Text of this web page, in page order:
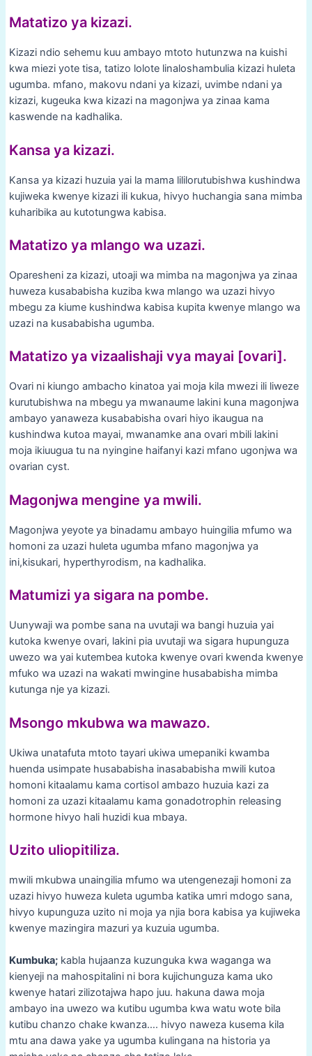
Matatizo ya kizazi.
Kizazi ndio sehemu kuu ambayo mtoto hutunzwa na kuishi
kwa miezi yote tisa, tatizo lolote linaloshambulia kizazi huleta
ugumba. mfano, makovu ndani ya kizazi, uvimbe ndani ya
kizazi, kugeuka kwa kizazi na magonjwa ya zinaa kama
kaswende na kadhalika.
Kansa ya kizazi.
Kansa ya kizazi huzuia yai la mama lililorutubishwa kushindwa
kujiweka kwenye kizazi ili kukua, hivyo huchangia sana mimba
kuharibika au kutotungwa kabisa.
Matatizo ya mlango wa uzazi.
Oparesheni za kizazi, utoaji wa mimba na magonjwa ya zinaa
huweza kusababisha kuziba kwa mlango wa uzazi hivyo
mbegu za kiume kushindwa kabisa kupita kwenye mlango wa
uzazi na kusababisha ugumba.
Matatizo ya vizaalishaji vya mayai [ovari].
Ovari ni kiungo ambacho kinatoa yai moja kila mwezi ili liweze
kurutubishwa na mbegu ya mwanaume lakini kuna magonjwa
ambayo yanaweza kusababisha ovari hiyo ikaugua na
kushindwa kutoa mayai, mwanamke ana ovari mbili lakini
moja ikiuugua tu na nyingine haifanyi kazi mfano ugonjwa wa
ovarian cyst.
Magonjwa mengine ya mwili.
Magonjwa yeyote ya binadamu ambayo huingilia mfumo wa
homoni za uzazi huleta ugumba mfano magonjwa ya
ini,kisukari, hyperthyrodism, na kadhalika.
Matumizi ya sigara na pombe.
Uunywaji wa pombe sana na uvutaji wa bangi huzuia yai
kutoka kwenye ovari, lakini pia uvutaji wa sigara hupunguza
uwezo wa yai kutembea kutoka kwenye ovari kwenda kwenye
mfuko wa uzazi na wakati mwingine husababisha mimba
kutunga nje ya kizazi.
Msongo mkubwa wa mawazo.
Ukiwa unatafuta mtoto tayari ukiwa umepaniki kwamba
huenda usimpate husababisha inasababisha mwili kutoa
homoni kitaalamu kama cortisol ambazo huzuia kazi za
homoni za uzazi kitaalamu kama gonadotrophin releasing
hormone hivyo hali huzidi kua mbaya.
Uzito uliopitiliza.
mwili mkubwa unaingilia mfumo wa utengenezaji homoni za
uzazi hivyo huweza kuleta ugumba katika umri mdogo sana,
hivyo kupunguza uzito ni moja ya njia bora kabisa ya kujiweka
kwenye mazingira mazuri ya kuzuia ugumba.
Kumbuka;kabla hujaanza kuzunguka kwa waganga wa
kienyeji na mahospitalini ni bora kujichunguza kama uko
kwenye hatari zilizotajwa hapo juu. hakuna dawa moja
ambayo ina uwezo wa kutibu ugumba kwa watu wote bila
kutibu chanzo chake kwanza…. hivyo naweza kusema kila
mtu ana dawa yake ya ugumba kulingana na historia ya